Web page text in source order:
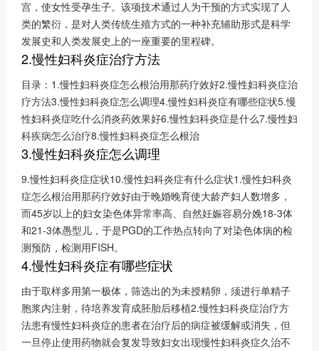
宫，使女性受孕生子。该项技术通过人为干预的方式实现了人
类的繁衍，是对人类传统生殖方式的一种补充辅助形式是科学
发展史和人类发展史上的一座重要的里程碑。
2.慢性妇科炎症治疗方法
目录：1.慢性妇科炎症怎么根治用那药疗效好2.慢性妇科炎症治
疗方法3.慢性妇科炎症怎么调理4.慢性妇科炎症有哪些症状5.慢
性妇科炎症吃什么消炎药效果好6.慢性妇科炎症是什么7.慢性妇
科疾病怎么治疗8.慢性妇科炎症怎么根治
3.慢性妇科炎症怎么调理
9.慢性妇科炎症症状10.慢性妇科炎症有什么症状1.慢性妇科炎
症怎么根治用那药疗效好由于晚婚晚育使大龄产妇人数增多，
而45岁以上的妇女染色体异常率高、自然妊娠容易分娩18-3体
和21-3体愚型儿，于是PGD的工作热点转向了对染色体病的检
测预防，检测用FISH。
4.慢性妇科炎症有哪些症状
由于取样多用第一极体，筛选出的为未授精卵，须进行单精子
胞浆内注射，待培养发育成胚胎后移植2.慢性妇科炎症治疗方
法患有慢性妇科炎症的患者在治疗后的病症被缓解或消失，但
一旦停止使用药物就会复发导致妇女出现慢性妇科炎症久治不